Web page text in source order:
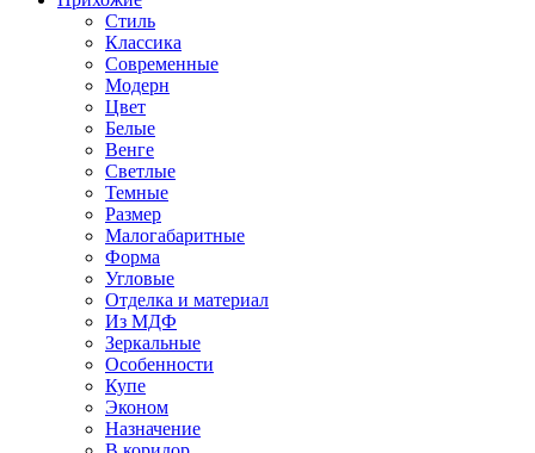
Стиль
Классика
Современные
Модерн
Цвет
Белые
Венге
Светлые
Темные
Размер
Малогабаритные
Форма
Угловые
Отделка и материал
Из МДФ
Зеркальные
Особенности
Купе
Эконом
Назначение